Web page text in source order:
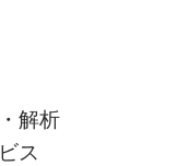
解析
ス